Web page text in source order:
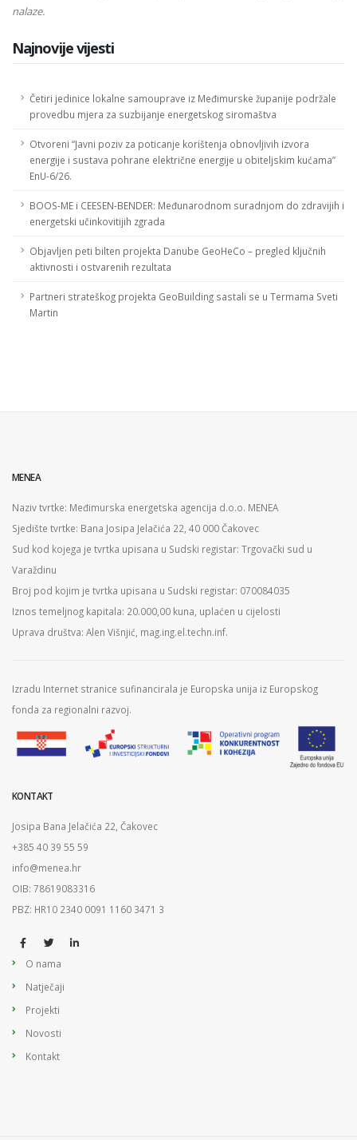
nalaze.
Najnovije vijesti
Četiri jedinice lokalne samouprave iz Međimurske županije podržale
provedbu mjera za suzbijanje energetskog siromaštva
Otvoreni “Javni poziv za poticanje korištenja obnovljivih izvora
energije i sustava pohrane električne energije u obiteljskim kućama”
EnU-6/26.
BOOS-ME i CEESEN-BENDER: Međunarodnom suradnjom do zdravijih i
energetski učinkovitijih zgrada
Objavljen peti bilten projekta Danube GeoHeCo – pregled ključnih
aktivnosti i ostvarenih rezultata
Partneri strateškog projekta GeoBuilding sastali se u Termama Sveti
Martin
MENEA
Naziv tvrtke: Međimurska energetska agencija d.o.o. MENEA
Sjedište tvrtke: Bana Josipa Jelačića 22, 40 000 Čakovec
Sud kod kojega je tvrtka upisana u Sudski registar: Trgovački sud u
Varaždinu
Broj pod kojim je tvrtka upisana u Sudski registar: 070084035
Iznos temeljnog kapitala: 20.000,00 kuna, uplaćen u cijelosti
Uprava društva: Alen Višnjić, mag.ing.el.techn.inf.
Izradu Internet stranice sufinancirala je Europska unija iz Europskog
fonda za regionalni razvoj.
KONTAKT
Josipa Bana Jelačića 22, Čakovec
+385 40 39 55 59
info@menea.hr
OIB: 78619083316
PBZ: HR10 2340 0091 1160 3471 3
O nama
Natječaji
Projekti
Novosti
Kontakt